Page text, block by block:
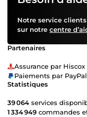
Notre service
sur notre centre
Partenaires
Assurance par Hiscox
Paiements par
Statistiques
39 064 services
1 334 949 commandes